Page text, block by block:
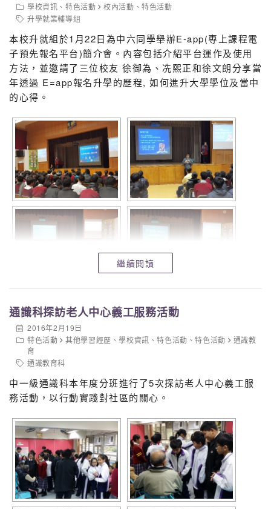
學校資訊 、特色活動 校內活動 、特色活動
升學就業輔導組
本校升就組於1月22日為中六同學舉辦E-app(專上課程電
子預先報名平台)簡介會。內容包括介紹平台運作及使用
方法，並邀請了三位校友 徐御為、冼熙正和徐文朗分享當
年透過 E=app報名升學的歷程, 如何進升大學學位及當中
的心得。
繼續閱讀
通識科探訪老人中心義工服務活動
2016年2月19日
特色活動
其他學習經歷 、學校資訊 、特色活動 、特色活動
通識教
育
通識教育科
中一級通識科本年度分班進行了5次探訪老人中心義工服
務活動，以行動實踐對社區的關心。